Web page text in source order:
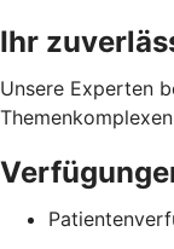
Ihr
Unsere Experten